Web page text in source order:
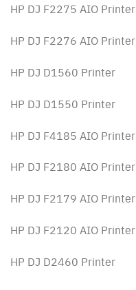
HP DJ F2275 AIO Printer
HP DJ F2276 AIO Printer
HP DJ D1560 Printer
HP DJ D1550 Printer
HP DJ F4185 AIO Printer
HP DJ F2180 AIO Printer
HP DJ F2179 AIO Printer
HP DJ F2120 AIO Printer
HP DJ D2460 Printer